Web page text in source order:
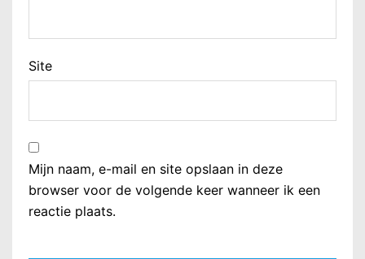
Site
Mijn naam, e-mail en site opslaan in deze
browser voor de volgende keer wanneer ik een
reactie plaats.